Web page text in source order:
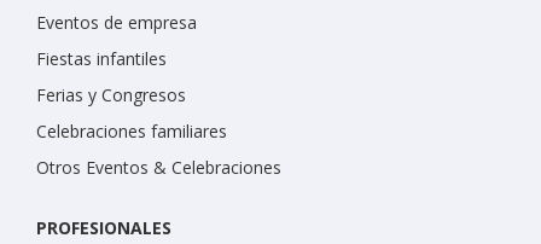
Eventos de empresa
Fiestas infantiles
Ferias y Congresos
Celebraciones familiares
Otros Eventos & Celebraciones
PROFESIONALES